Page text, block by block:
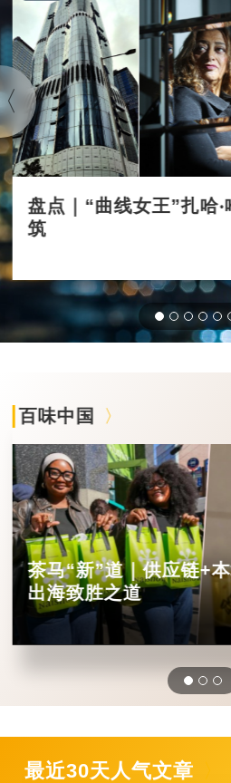
盘点｜“曲线女王”扎哈
筑
百味中国
茶马“新”道｜供应链+
出海致胜之道
最近30天人气文章